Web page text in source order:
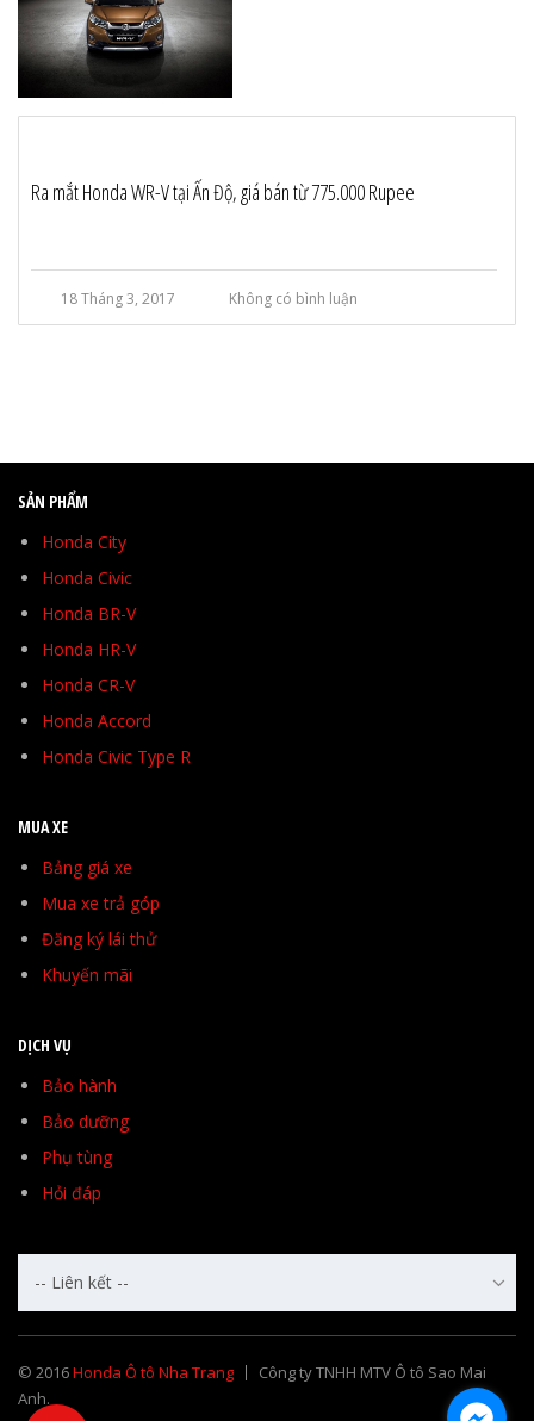
Ra mắt Honda WR-V tại Ấn Độ, giá bán từ 775.000 Rupee
18 Tháng 3, 2017 Không có bình luận
SẢN PHẨM
Honda City
Honda Civic
Honda BR-V
Honda HR-V
Honda CR-V
Honda Accord
Honda Civic Type R
MUA XE
Bảng giá xe
Mua xe trả góp
Đăng ký lái thử
Khuyến mãi
DỊCH VỤ
Bảo hành
Bảo dưỡng
Phụ tùng
Hỏi đáp
-- Liên kết --
© 2016Honda Ô tô Nha Trang
Công ty TNHH MTV Ô tô Sao Mai
Anh.